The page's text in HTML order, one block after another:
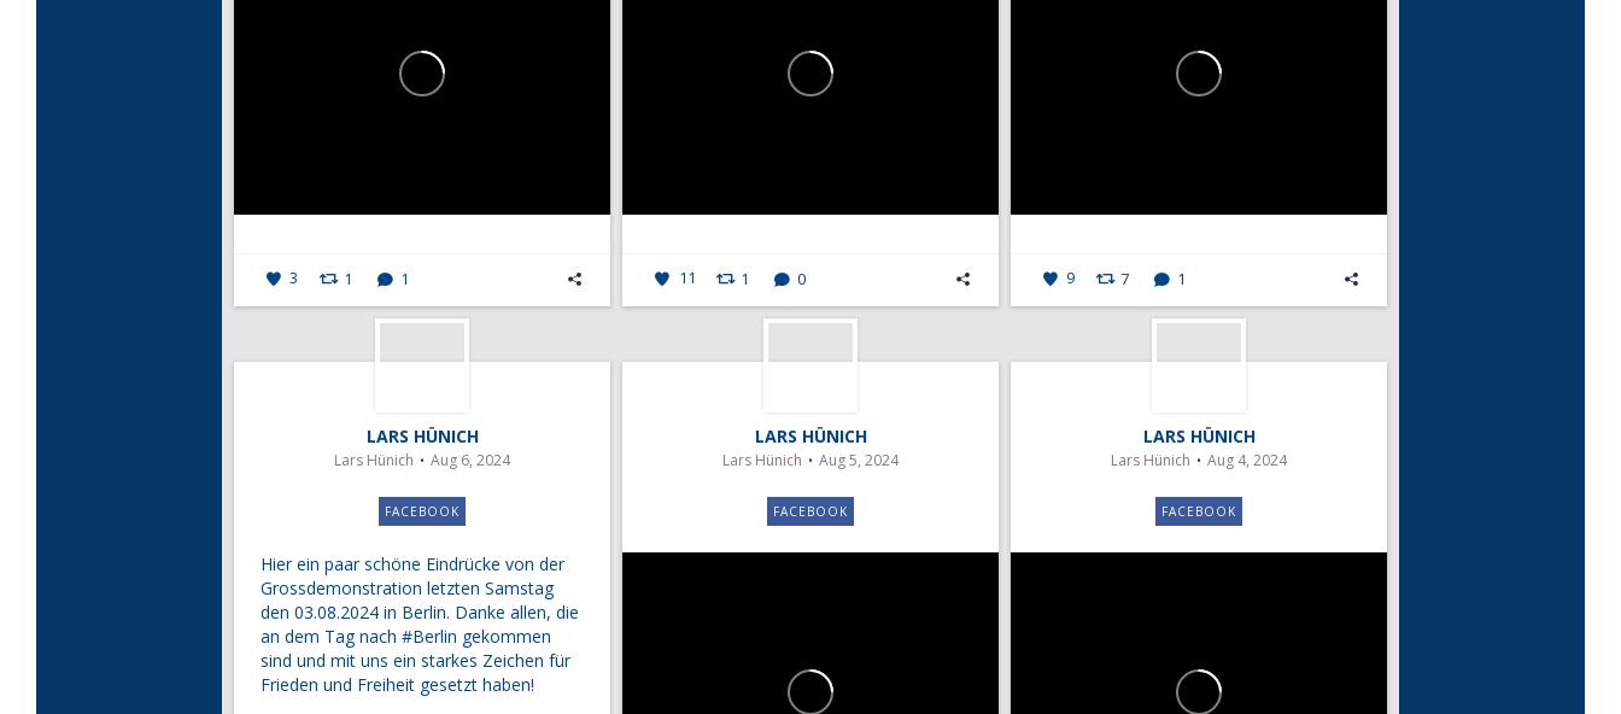
3 1 1 11 1 0 9 7 1
LARS HÜNICH
Lars Hünich Aug 6, 2024
FACEBOOK
Hier ein paar schöne Eindrücke von der
Grossdemonstration letzten Samstag
den 03.08.2024 in Berlin. Danke allen, die
an dem Tag nach #Berlin gekommen
sind und mit uns ein starkes Zeichen für
Frieden und Freiheit gesetzt haben!
LARS HÜNICH
Lars Hünich Aug 5, 2024
FACEBOOK
LARS HÜNICH
Lars Hünich Aug 4, 2024
FACEBOOK